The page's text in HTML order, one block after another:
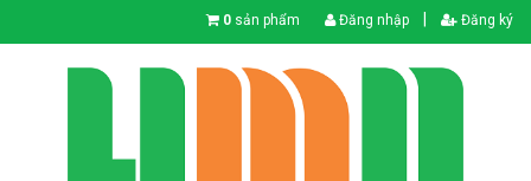
0 sản phẩm Đăng nhập Đăng ký